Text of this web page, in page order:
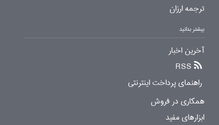
ترجمه ارزان
بیشتر بدانید
آخرین اخبار
RSS
راهنمای پرداخت اینترنتی
همکاری در فروش
ابزارهای مفید